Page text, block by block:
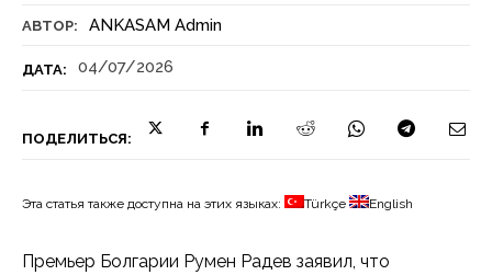
АВТОР: ANKASAM Admin
ДАТА: 04/07/2026
ПОДЕЛИТЬСЯ:
Эта статья также доступна на этих языках: Türkçe English
Премьер Болгарии Румен Радев заявил, что